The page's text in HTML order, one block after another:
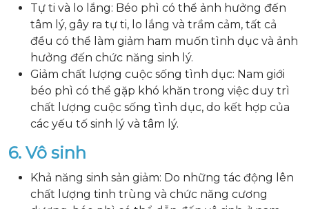
Tự ti và lo lắng: Béo phì có thể ảnh hưởng đến
tâm lý, gây ra tự ti, lo lắng và trầm cảm, tất cả
đều có thể làm giảm ham muốn tình dục và ảnh
hưởng đến chức năng sinh lý.
Giảm chất lượng cuộc sống tình dục: Nam giới
béo phì có thể gặp khó khăn trong việc duy trì
chất lượng cuộc sống tình dục, do kết hợp của
các yếu tố sinh lý và tâm lý.
6. Vô sinh
Khả năng sinh sản giảm: Do những tác động lên
chất lượng tinh trùng và chức năng cương